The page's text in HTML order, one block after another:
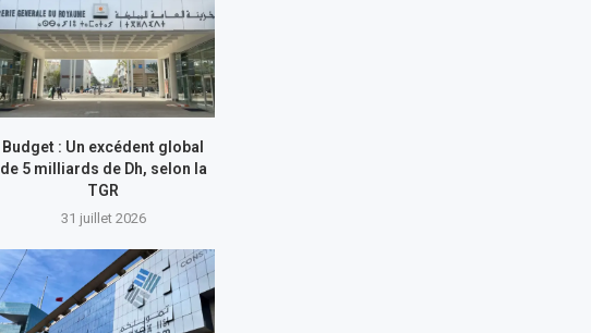
Budget : Un excédent global
de 5 milliards de Dh, selon la
TGR
31 juillet 2026